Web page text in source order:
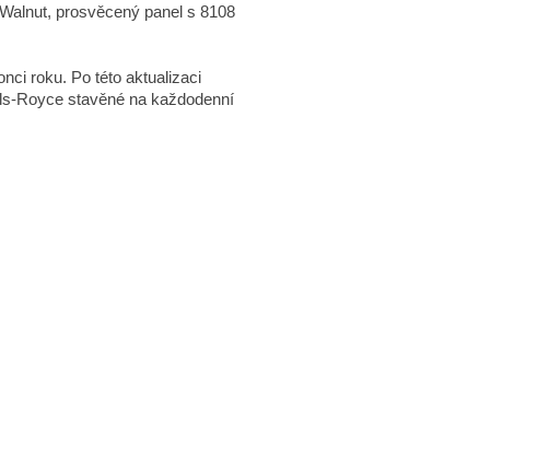
prosvěcený panel s 8108
roku. Po této aktualizaci
Royce stavěné na každodenní